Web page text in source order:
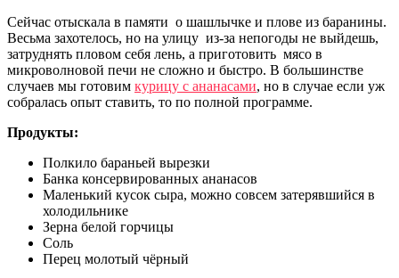
Сейчас отыскала в памяти о шашлычке и плове из баранины.
Весьма захотелось, но на улицу из-за непогоды не выйдешь,
затруднять пловом себя лень, а приготовить мясо в
микроволновой печи не сложно и быстро. В большинстве
случаев мы готовим курицу с ананасами, но в случае если уж
собралась опыт ставить, то по полной программе.
Продукты:
Полкило бараньей вырезки
Банка консервированных ананасов
Маленький кусок сыра, можно совсем затерявшийся в
холодильнике
Зерна белой горчицы
Соль
Перец молотый чёрный